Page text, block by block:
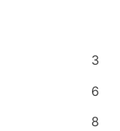
3
6
8